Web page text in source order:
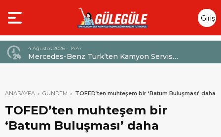
Giriş
Yap
4 Ağustos 2026 - 14:47
Mercedes-Benz Türk’ten Kamyon Servis
Sözleşmelerinde 36 Aya Varan Taksit İmkânı
ANASAYFA GÜNDEM TOFED’ten muhteşem bir ‘Batum Buluşması’ daha
TOFED’ten muhteşem bir
‘Batum Buluşması’ daha